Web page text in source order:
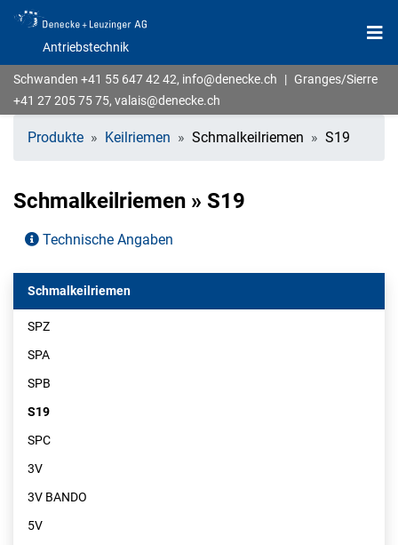
Antriebstechnik
Schwanden +41 55 647 42 42, info@denecke.ch | Granges/Sierre
+41 27 205 75 75, valais@denecke.ch
Produkte Keilriemen Schmalkeilriemen S19
Schmalkeilriemen » S19
Technische Angaben
Schmalkeilriemen
SPZ
SPA
SPB
S19
SPC
3V
3V BANDO
5V